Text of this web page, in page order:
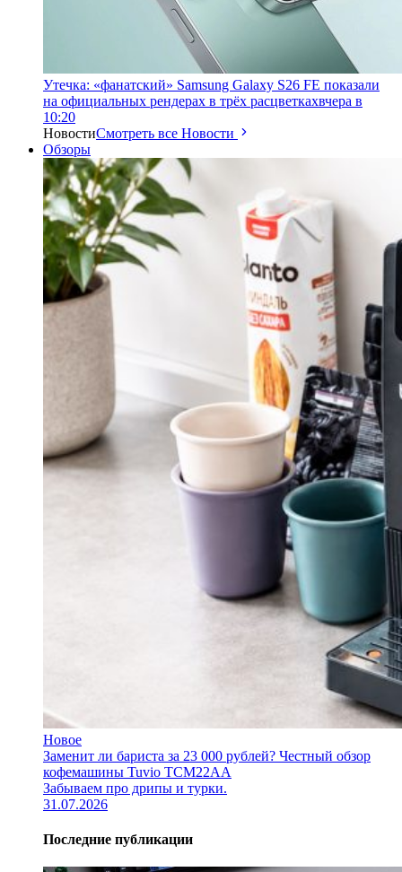
Утечка: «фанатский» Samsung Galaxy S26 FE показали
на официальных рендерах в трёх расцветкахвчера в
10:20
НовостиСмотреть все Новости
Обзоры
Новое
Заменит ли бариста за 23 000 рублей? Честный обзор
кофемашины Tuvio TCM22AA
Забываем про дрипы и турки.
31.07.2026
Последние публикации